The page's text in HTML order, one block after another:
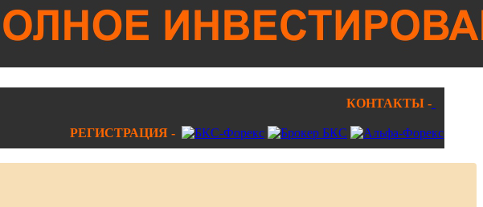
КОНТАКТЫ -
РЕГИСТРАЦИЯ -